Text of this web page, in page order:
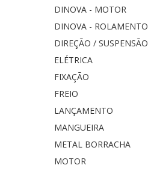
DINOVA - MOTOR
DINOVA - ROLAMENTO
DIREÇÃO / SUSPENSÃO
ELÉTRICA
FIXAÇÃO
FREIO
LANÇAMENTO
MANGUEIRA
METAL BORRACHA
MOTOR